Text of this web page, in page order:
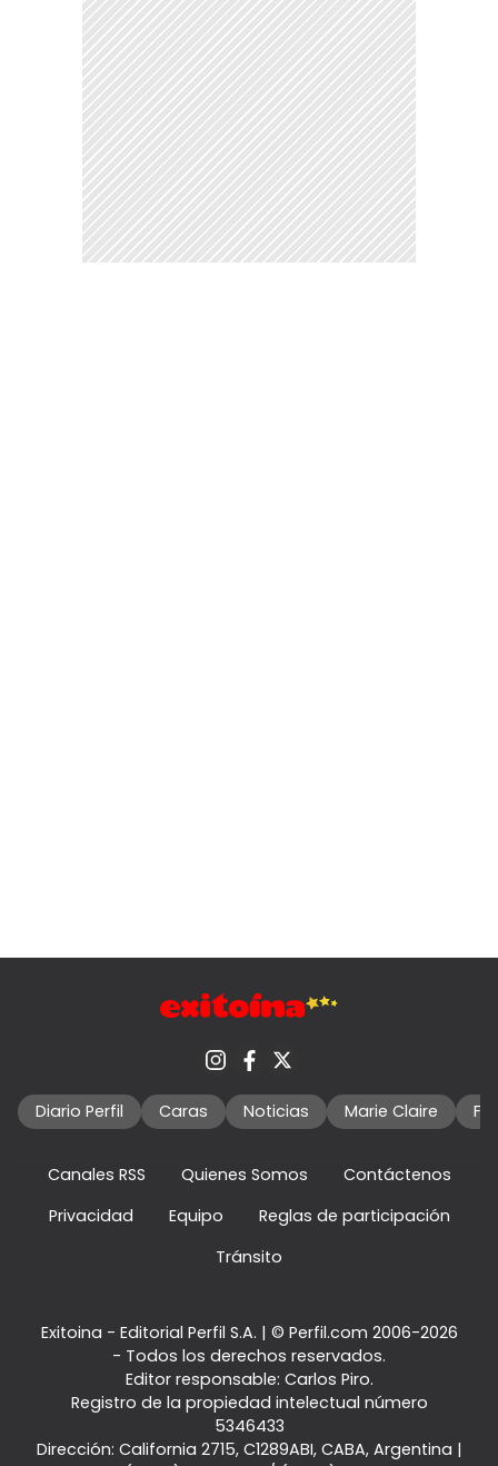
Diario Perfil Caras Noticias Marie Claire
Canales RSS Quienes Somos
Contáctenos
Privacidad
Equipo
Reglas de participación
Tránsito
Exitoina - Editorial Perfil S.A. | © Perfil.com 2006-2026
- Todos los derechos reservados.
Editor responsable: Carlos Piro.
Registro de la propiedad intelectual número
5346433
Dirección: California 2715, C1289ABI, CABA, Argentina |